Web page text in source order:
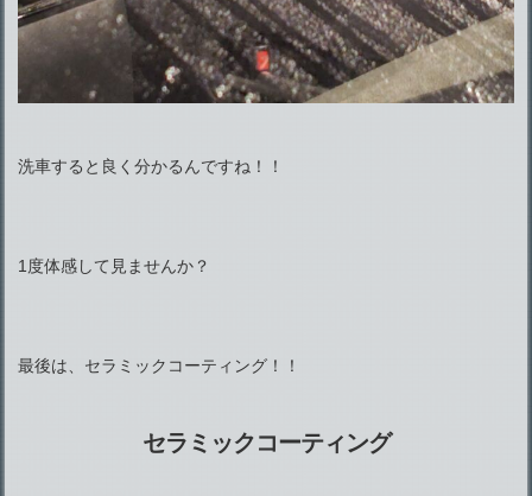
洗車すると良く分かるんですね！！
1度体感して見ませんか？
最後は、セラミックコーティング！！
セラミックコーティング